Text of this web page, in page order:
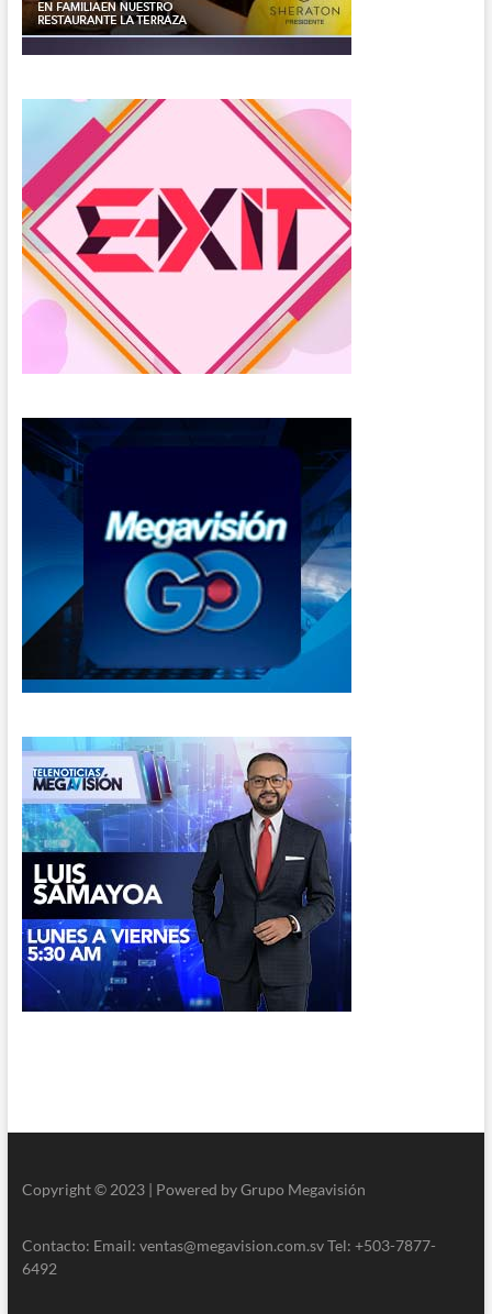
Copyright © 2023 | Powered by Grupo Megavisión
Contacto: Email: ventas@megavision.com.sv Tel: +503-7877-
6492